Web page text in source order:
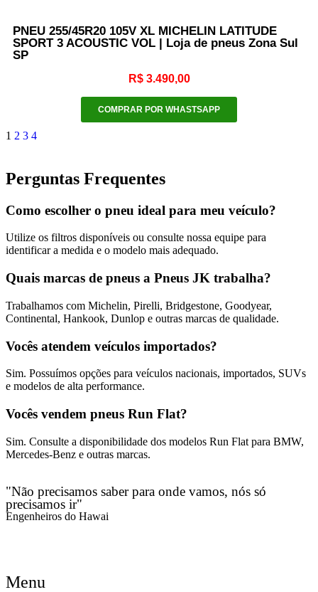
PNEU 255/45R20 105V XL MICHELIN LATITUDE
SPORT 3 ACOUSTIC VOL | Loja de pneus Zona Sul
SP
R$3.490,00
COMPRAR POR WHASTSAPP
1 2 3 4
Perguntas Frequentes
Como escolher o pneu ideal para meu veículo?
Utilize os filtros disponíveis ou consulte nossa equipe para
identificar a medida e o modelo mais adequado.
Quais marcas de pneus a Pneus JK trabalha?
Trabalhamos com Michelin, Pirelli, Bridgestone, Goodyear,
Continental, Hankook, Dunlop e outras marcas de qualidade.
Vocês atendem veículos importados?
Sim. Possuímos opções para veículos nacionais, importados, SUVs
e modelos de alta performance.
Vocês vendem pneus Run Flat?
Sim. Consulte a disponibilidade dos modelos Run Flat para BMW,
Mercedes-Benz e outras marcas.
"Não precisamos saber para onde vamos, nós só
precisamos ir"
Engenheiros do Hawai
Menu